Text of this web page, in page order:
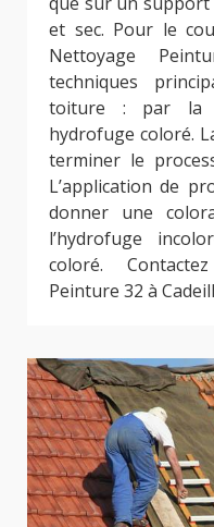
et sec. Pour le
Nettoyage
techniques
toiture : par la
hydrofuge coloré.
terminer le
L’application de
donner une
l’hydrofuge
coloré.
Peinture 32 à